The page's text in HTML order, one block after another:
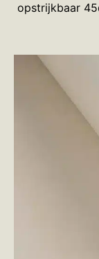
opstrijkbaar